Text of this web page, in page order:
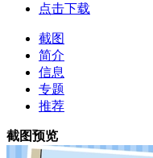
点击下载
截图
简介
信息
专题
推荐
截图预览